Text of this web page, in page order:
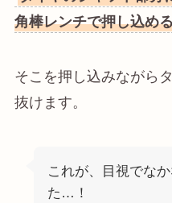
角棒レンチで押し込め
そこを押し込みながら
抜けます。
これが、目視でな
た…！